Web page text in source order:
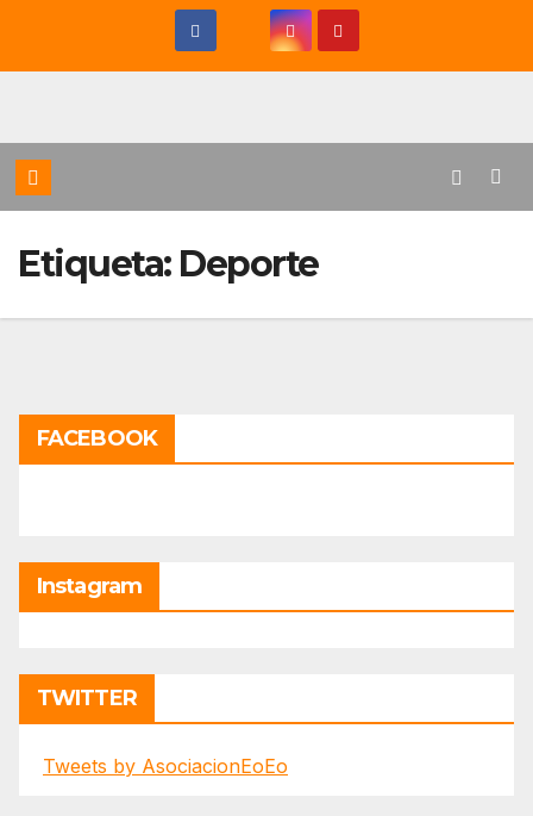
Etiqueta: Deporte
FACEBOOK
Instagram
TWITTER
Tweets by AsociacionEoEo